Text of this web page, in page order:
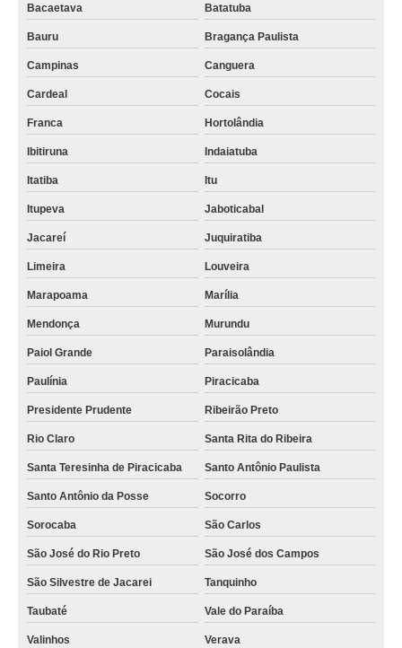
Bacaetava Batatuba
Bauru Bragança Paulista
Campinas Canguera
Cardeal Cocais
Franca Hortolândia
Ibitiruna Indaiatuba
Itatiba Itu
Itupeva Jaboticabal
Jacareí Juquiratiba
Limeira Louveira
Marapoama Marília
Mendonça Murundu
Paiol Grande Paraisolândia
Paulínia Piracicaba
Presidente Prudente Ribeirão Preto
Rio Claro Santa Rita do Ribeira
Santa Teresinha de Piracicaba Santo Antônio Paulista
Santo Antônio da Posse Socorro
Sorocaba São Carlos
São José do Rio Preto São José dos Campos
São Silvestre de Jacarei Tanquinho
Taubaté Vale do Paraíba
Valinhos Verava